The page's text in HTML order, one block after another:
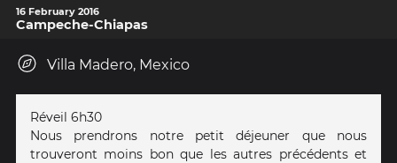
16 February 2016
Campeche-Chiapas
Villa Madero, Mexico
Réveil 6h30
Nous prendrons notre petit déjeuner que nous
trouveront moins bon que les autres précédents et